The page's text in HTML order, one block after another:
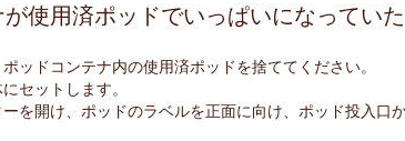
使用済ポッドでいっぱいになってい
ッドコンテナ内の使用済ポッドを捨ててください。
セットします。
を開け、ポッドのラベルを正面に向け、ポッド投入口